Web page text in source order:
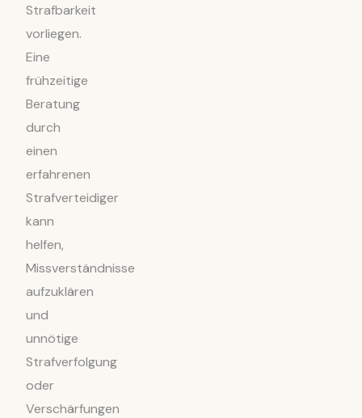
Strafbarkeit
vorliegen.
Eine
frühzeitige
Beratung
durch
einen
erfahrenen
Strafverteidiger
kann
helfen,
Missverständnisse
aufzuklären
und
unnötige
Strafverfolgung
oder
Verschärfungen